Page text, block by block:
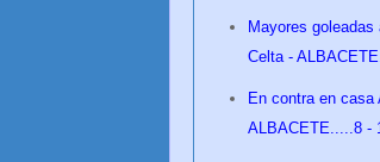
Mayores
Celta -
En contra en casa
ALBACETE.....8 -